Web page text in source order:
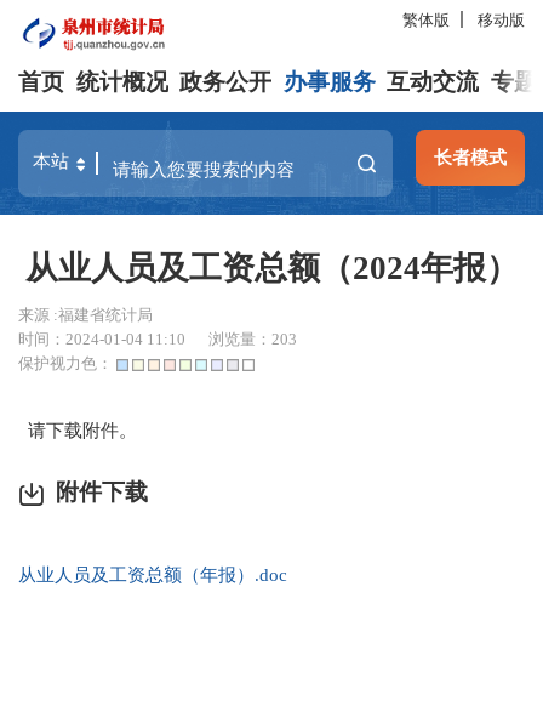
繁体版 移动版
首页 统计概况 政务公开 办事服务 互动交流 专题
长者模式
从业人员及工资总额（2024年报）
来源 :福建省统计局
时间：2024-01-04 11:10
浏览量：203
保护视力色：
请下载附件。
附件下载
从业人员及工资总额（年报）.doc